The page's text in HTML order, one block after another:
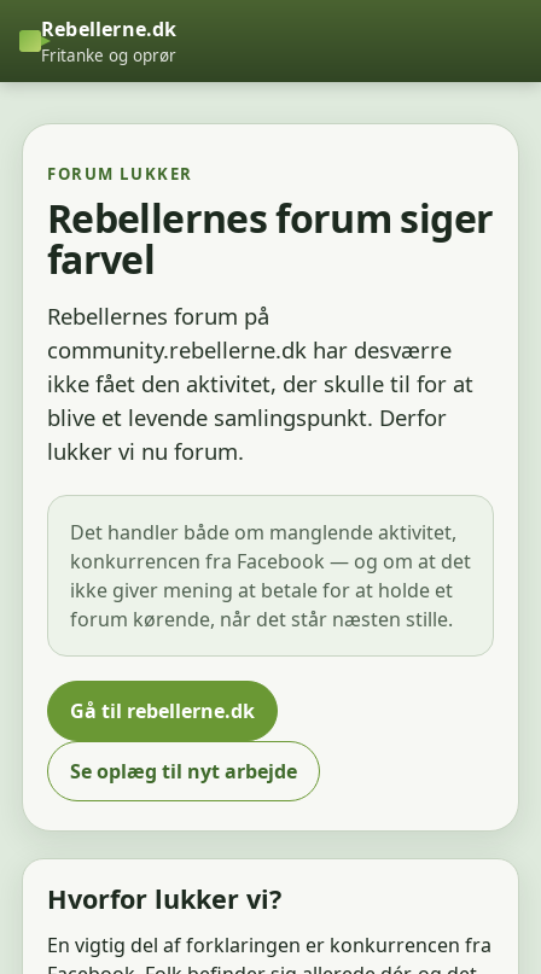
Rebellerne.dk
Fritanke og oprør
FORUM LUKKER
Rebellernes forum siger
farvel
Rebellernes forum på
community.rebellerne.dk har desværre
ikke fået den aktivitet, der skulle til for at
blive et levende samlingspunkt. Derfor
lukker vi nu forum.
Det handler både om manglende aktivitet,
konkurrencen fra Facebook — og om at det
ikke giver mening at betale for at holde et
forum kørende, når det står næsten stille.
Gå til rebellerne.dk
Se oplæg til nyt arbejde
Hvorfor lukker vi?
En vigtig del af forklaringen er konkurrencen fra